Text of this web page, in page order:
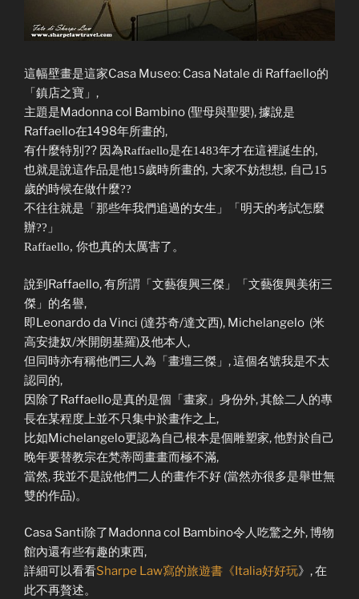
這幅壁畫是這家Casa Museo: Casa Natale di Raffaello的
「鎮店之寶」,
主題是Madonna col Bambino (聖母與聖嬰), 據說是
Raffaello在1498年所畫的,
有什麼特別?? 因為Raffaello是在1483年才在這裡誕生的,
也就是說這作品是他15歲時所畫的, 大家不妨想想, 自己15
歲的時候在做什麼??
不往往就是「那些年我們追過的女生」「明天的考試怎麼
辦??」
Raffaello, 你也真的太厲害了。
說到Raffaello, 有所謂「文藝復興三傑」「文藝復興美術三
傑」的名譽,
即Leonardo da Vinci (達芬奇/達文西), Michelangelo (米
高安捷奴/米開朗基羅)及他本人,
但同時亦有稱他們三人為「畫壇三傑」, 這個名號我是不太
認同的,
因除了Raffaello是真的是個「畫家」身份外, 其餘二人的專
長在某程度上並不只集中於畫作之上,
比如Michelangelo更認為自己根本是個雕塑家, 他對於自己
晚年要替教宗在梵蒂岡畫畫而極不滿,
當然, 我並不是說他們二人的畫作不好 (當然亦很多是舉世無
雙的作品)。
Casa Santi除了Madonna col Bambino令人吃驚之外, 博物
館內還有些有趣的東西,
詳細可以看看Sharpe Law寫的旅遊書《Italia好好玩》, 在
此不再贅述。